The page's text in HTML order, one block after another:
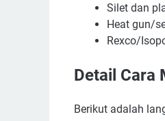
Silet dan
Heat gun/
Rexco/
Detail Cara
Berikut adalah